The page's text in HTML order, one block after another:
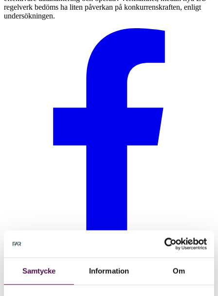
Samtycke Information Om
regelverk bedöms ha liten påverkan på konkurrenskraften, enligt
undersökningen.